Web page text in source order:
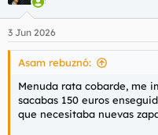
3 Jun 2026
Asam rebuznó:
Menuda rata cobarde, me
sacabas 150 euros
que necesitaba nuevas